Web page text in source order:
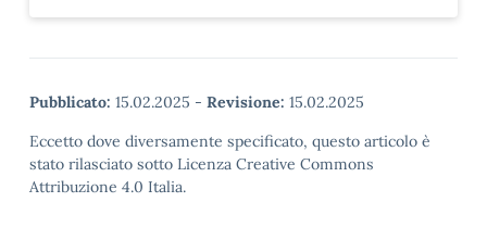
Pubblicato: 15.02.2025 - Revisione: 15.02.2025
Eccetto dove diversamente specificato, questo articolo è
stato rilasciato sotto Licenza Creative Commons
Attribuzione 4.0 Italia.